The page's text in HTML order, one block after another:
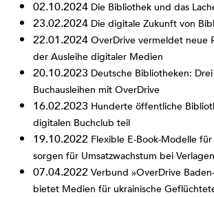
02.10.2024 Die Bibliothek und das
23.02.2024 Die digitale Zukunft von
22.01.2024OverDrive vermeldet neue
der Ausleihe digitaler Medien
20.10.2023 Deutsche Bibliotheken:
Buchausleihen mit OverDrive
16.02.2023 Hunderte öffentliche
digitalen Buchclub teil
19.10.2022 Flexible E-Book-Modelle
sorgen für Umsatzwachstum bei Verlagen
07.04.2022Verbund »OverDrive
bietet Medien für ukrainische